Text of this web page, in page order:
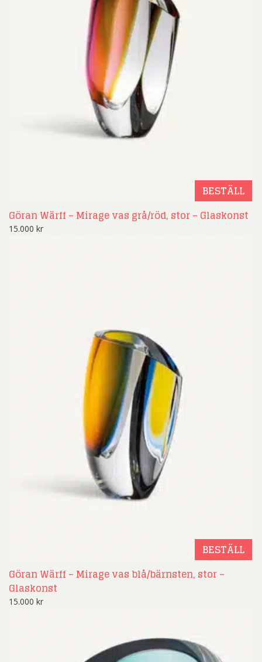
BESTÄLL
Göran Wärff – Mirage vas grå/röd, stor – Glaskonst
15.000 kr
BESTÄLL
Göran Wärff – Mirage vas blå/bärnsten, stor –
Glaskonst
15.000 kr